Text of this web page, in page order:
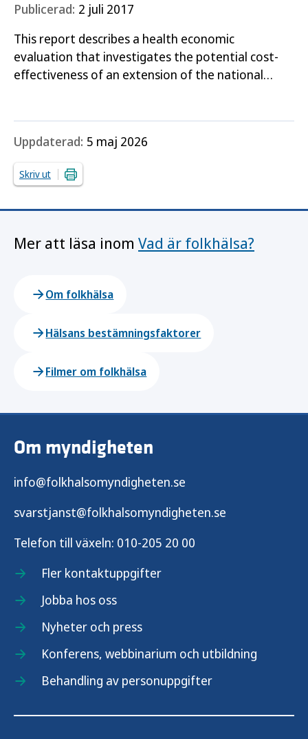
Publicerad: 2 juli 2017
This report describes a health economic
evaluation that investigates the potential cost-
effectiveness of an extension of the national
Uppdaterad: 5 maj 2026
Skriv ut
Mer att läsa inom Vad är folkhälsa?
Om folkhälsa
Hälsans bestämningsfaktorer
Filmer om folkhälsa
Om myndigheten
info@folkhalsomyndigheten.se
svarstjanst@folkhalsomyndigheten.se
Telefon till växeln: 010-205 20 00
Fler kontaktuppgifter
Jobba hos oss
Nyheter och press
Konferens, webbinarium och utbildning
Behandling av personuppgifter